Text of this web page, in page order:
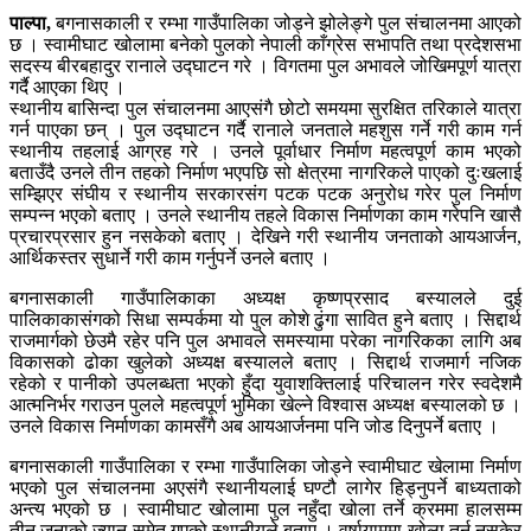
पाल्पा,बगनासकाली र रम्भा गाउँपालिका जोड्ने झोलेङ्गे पुल संचालनमा आएको
छ । स्वामीघाट खोलामा बनेको पुलको नेपाली काँग्रेस सभापति तथा प्रदेशसभा
सदस्य बीरबहादुर रानाले उद्घाटन गरे । विगतमा पुल अभावले जोखिमपूर्ण यात्रा
गर्दै आएका थिए ।
स्थानीय बासिन्दा पुल संचालनमा आएसंगै छोटो समयमा सुरक्षित तरिकाले यात्रा
गर्न पाएका छन् । पुल उद्घाटन गर्दै रानाले जनताले महशुस गर्ने गरी काम गर्न
स्थानीय तहलाई आग्रह गरे । उनले पूर्वाधार निर्माण महत्वपूर्ण काम भएको
बताउँदै उनले तीन तहको निर्माण भएपछि सो क्षेत्रमा नागरिकले पाएको दुःखलाई
सम्झिएर संघीय र स्थानीय सरकारसंग पटक पटक अनुरोध गरेर पुल निर्माण
सम्पन्न भएको बताए । उनले स्थानीय तहले विकास निर्माणका काम गरेपनि खासै
प्रचारप्रसार हुन नसकेको बताए । देखिने गरी स्थानीय जनताको आयआर्जन,
आर्थिकस्तर सुधार्ने गरी काम गर्नुपर्ने उनले बताए ।
बगनासकाली गाउँपालिकाका अध्यक्ष कृष्णप्रसाद बस्यालले दुई
पालिकाकासंगको सिधा सम्पर्कमा यो पुल कोशे ढुंगा सावित हुने बताए । सिद्दार्थ
राजमार्गको छेउमै रहेर पनि पुल अभावले समस्यामा परेका नागरिकका लागि अब
विकासको ढोका खुलेको अध्यक्ष बस्यालले बताए । सिद्दार्थ राजमार्ग नजिक
रहेको र पानीको उपलब्धता भएको हुँदा युवाशक्तिलाई परिचालन गरेर स्वदेशमै
आत्मनिर्भर गराउन पुलले महत्वपूर्ण भुमिका खेल्ने विश्वास अध्यक्ष बस्यालको छ ।
उनले विकास निर्माणका कामसँगै अब आयआर्जनमा पनि जोड दिनुपर्ने बताए ।
बगनासकाली गाउँपालिका र रम्भा गाउँपालिका जोड्ने स्वामीघाट खेलामा निर्माण
भएको पुल संचालनमा अएसंगै स्थानीयलाई घण्टौ लागेर हिड्नुपर्ने बाध्यताको
अन्त्य भएको छ । स्वामीघाट खोलामा पुल नहुँदा खोला तर्ने क्रममा हालसम्म